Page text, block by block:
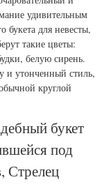
удивительным
букета для невесты,
такие цветы:
белую сирень.
и утонченный стиль,
круглой
букет
под
Стрелец